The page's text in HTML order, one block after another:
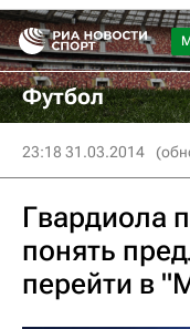
Футбол
23:18 31.03.2014
Гвардиола
понять
перейти в